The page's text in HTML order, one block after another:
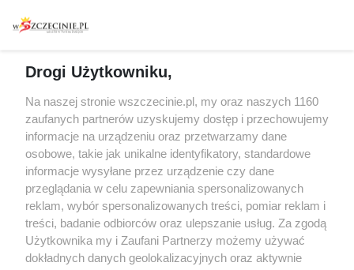
Spacery i oprowadzania
targi
Wernisaże
Więcej
Specjalny koncert z okazji
20. urodzin portalu
wSzczecinie.pl
Regulamin konkursów
śniadaniówka "Hej
Szczecin! Jest piątek!"
Partnerzy
Drogi Użytkowniku,
Na naszej stronie wszczecinie.pl, my oraz naszych 1160
zaufanych partnerów uzyskujemy dostęp i przechowujemy
informacje na urządzeniu oraz przetwarzamy dane
osobowe, takie jak unikalne identyfikatory, standardowe
informacje wysyłane przez urządzenie czy dane
przeglądania w celu zapewniania spersonalizowanych
reklam, wybór spersonalizowanych treści, pomiar reklam i
treści, badanie odbiorców oraz ulepszanie usług. Za zgodą
Użytkownika my i Zaufani Partnerzy możemy używać
dokładnych danych geolokalizacyjnych oraz aktywnie